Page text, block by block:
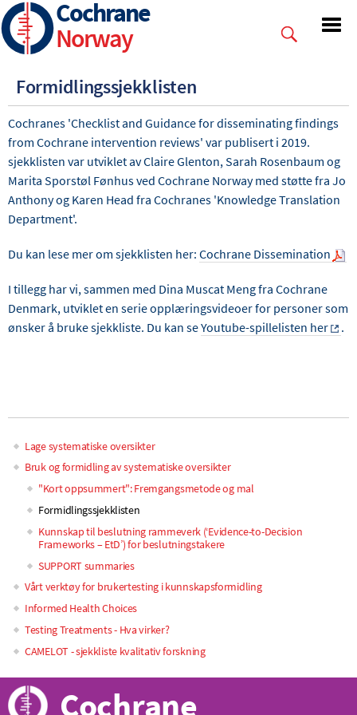
Skip
to
main
Cochrane
Norway
Formidlingssjekklisten
Cochranes 'Checklist and Guidance for disseminating findings
from Cochrane intervention reviews' var publisert i 2019.
sjekklisten var utviklet av Claire Glenton, Sarah Rosenbaum og
Marita Sporstøl Fønhus ved Cochrane Norway med støtte fra Jo
Anthony og Karen Head fra Cochranes 'Knowledge Translation
Department'.
Du kan lese mer om sjekklisten her: Cochrane Dissemination
I tillegg har vi, sammen med Dina Muscat Meng fra Cochrane
Denmark, utviklet en serie opplæringsvideoer for personer som
ønsker å bruke sjekkliste. Du kan seYoutube-spillelisten her .
Main
navigation
Lage systematiske oversikter
Bruk og formidling av systematiske oversikter
"Kort oppsummert": Fremgangsmetode og mal
Formidlingssjekklisten
Kunnskap til beslutning rammeverk (‘Evidence-to-Decision
Frameworks – EtD’) for beslutningstakere
SUPPORT summaries
Vårt verktøy for brukertesting i kunnskapsformidling
Informed Health Choices
Testing Treatments - Hva virker?
CAMELOT - sjekkliste kvalitativ forskning
Cochrane